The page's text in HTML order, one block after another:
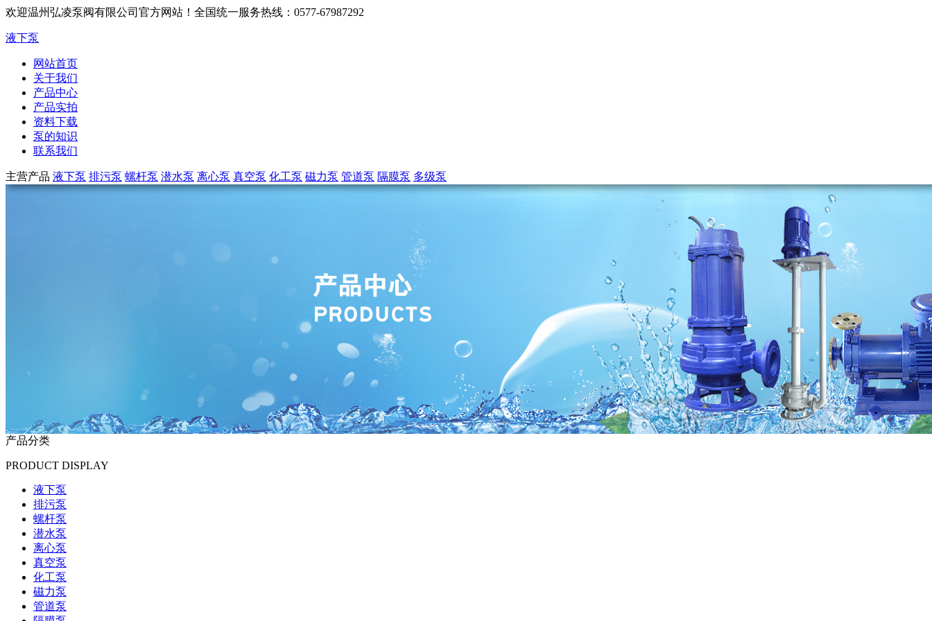
欢迎温州弘凌泵阀有限公司官方网站！ 全国统一服务热线：0577-67987292
液下泵
网站首页
关于我们
产品中心
产品实拍
资料下载
泵的知识
联系我们
主营产品 液下泵 排污泵 螺杆泵 潜水泵 离心泵 真空泵 化工泵 磁力泵 管道泵 隔膜泵 多级泵
产品分类
PRODUCT DISPLAY
液下泵
排污泵
螺杆泵
潜水泵
离心泵
真空泵
化工泵
磁力泵
管道泵